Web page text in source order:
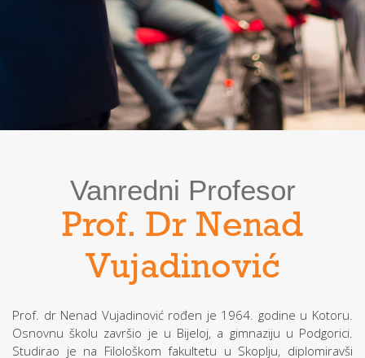
Vanredni Profesor
Prof. Dr Nenad
Vujadinović
Prof. dr Nenad Vujadinović rođen je 1964. godine u Kotoru.
Osnovnu školu završio je u Bijeloj, a gimnaziju u Podgorici.
Studirao je na Filološkom fakultetu u Skoplju, diplomiravši